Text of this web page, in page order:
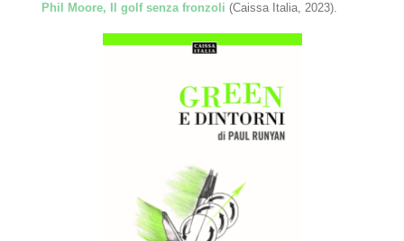
Phil Moore, Il golf senza fronzoli(Caissa Italia, 2023).